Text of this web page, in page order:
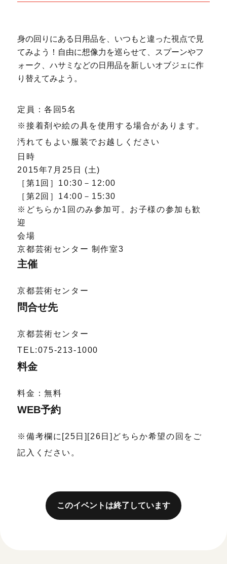
身の回りにある日用品を、いつもと違った視点で見
てみよう！自由に想像力を巡らせて、スプーンやフ
ォーク、ハサミなどの日用品を新しいオブジェに作
り替えてみよう。
定員：各回5名
※接着剤や絵の具を使用する場合があります。
汚れてもよい服装でお越しください
日時
2015年7月25日 (土)
［第1回］10:30－12:00
［第2回］14:00－15:30
※どちらか1回のみ参加可。お子様の参加も歓
迎
会場
京都芸術センター 制作室3
主催
京都芸術センター
問合せ先
京都芸術センター
TEL:075-213-1000
料金
料金：無料
WEB予約
※備考欄に[25日][26日]どちらか希望の回をご
記入ください。
このイベントは終了しています